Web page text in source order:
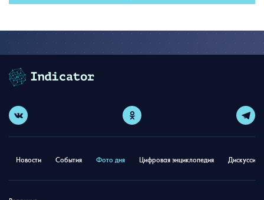
Новости События Фото дня Цифровая энциклопедия